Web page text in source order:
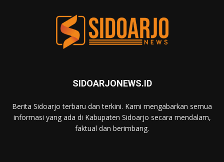
SIDOARJONEWS.ID
Berita Sidoarjo terbaru dan terkini. Kami mengabarkan semua
informasi yang ada di Kabupaten Sidoarjo secara mendalam,
faktual dan berimbang.